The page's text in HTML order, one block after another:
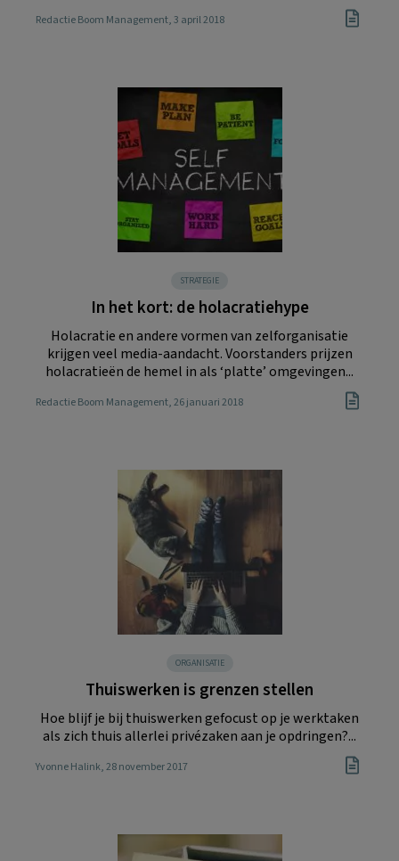
Redactie Boom Management, 3 april 2018
STRATEGIE
In het kort: de holacratiehype
Holacratie en andere vormen van zelforganisatie
krijgen veel media-aandacht. Voorstanders prijzen
holacratieën de hemel in als ‘platte’ omgevingen...
Redactie Boom Management, 26 januari 2018
ORGANISATIE
Thuiswerken is grenzen stellen
Hoe blijf je bij thuiswerken gefocust op je werktaken
als zich thuis allerlei privézaken aan je opdringen?...
Yvonne Halink, 28 november 2017